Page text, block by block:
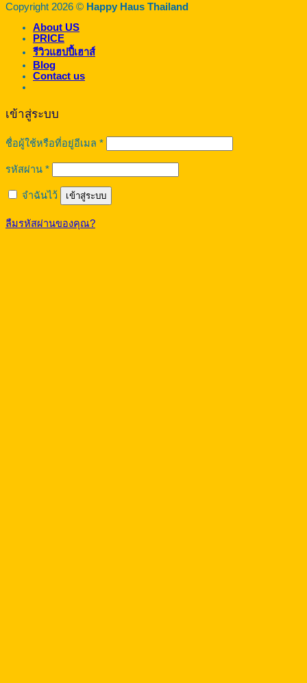
Copyright 2026 © Happy Haus Thailand
About US
PRICE
รีวิวแฮปปี้เฮาส์
Blog
Contact us
เข้าสู่ระบบ
ชื่อผู้ใช้หรือที่อยู่อีเมล *ต้องการ
รหัสผ่าน *ต้องการ
จำฉันไว้ เข้าสู่ระบบ
ลืมรหัสผ่านของคุณ?